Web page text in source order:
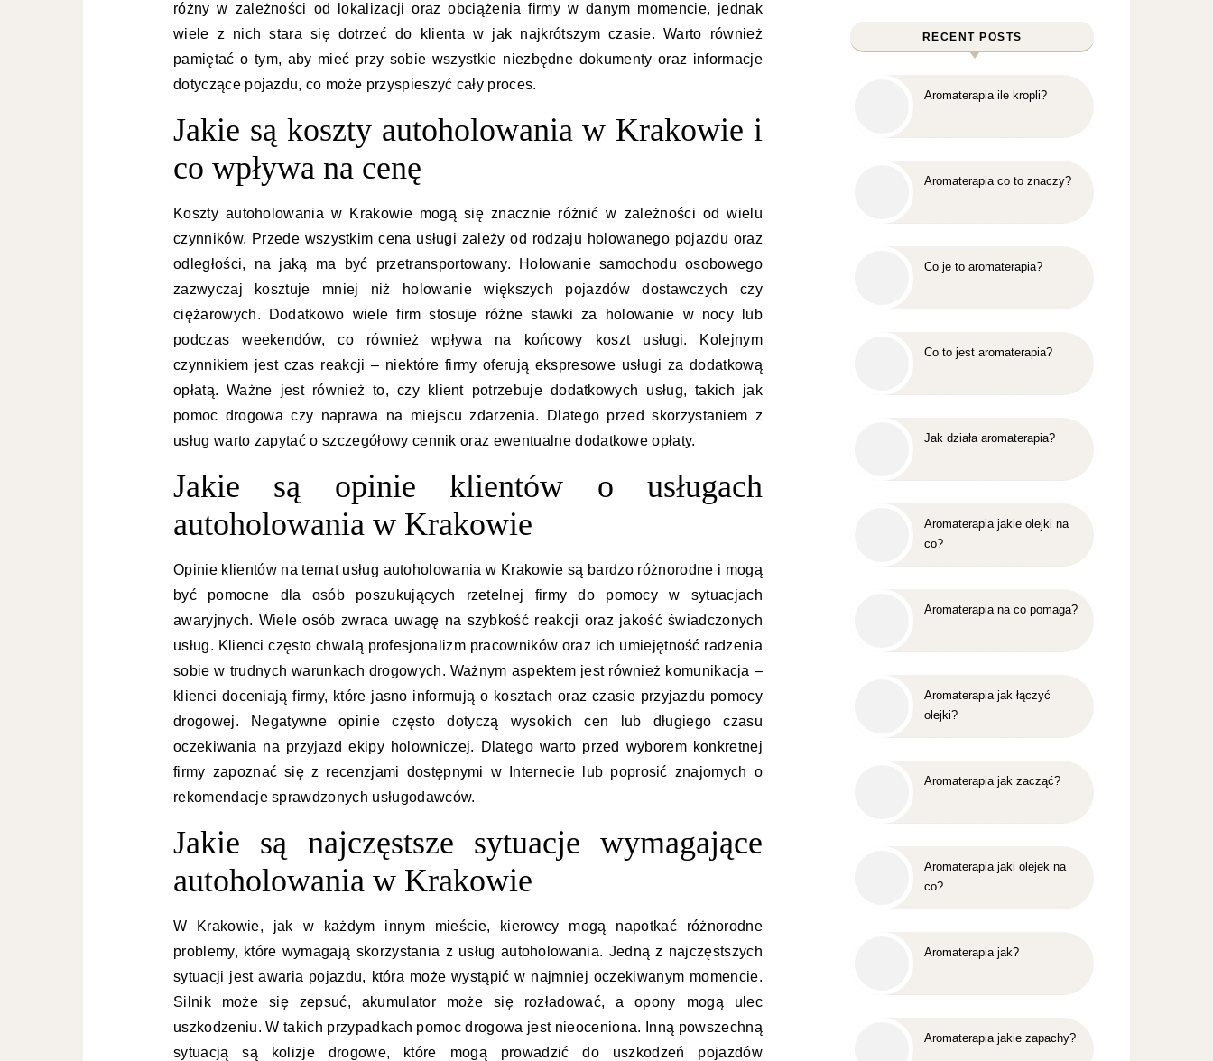
różny w zależności od lokalizacji oraz obciążenia firmy w danym momencie, jednak
wiele z nich stara się dotrzeć do klienta w jak najkrótszym czasie. Warto również
pamiętać o tym, aby mieć przy sobie wszystkie niezbędne dokumenty oraz informacje
dotyczące pojazdu, co może przyspieszyć cały proces.
Jakie są koszty autoholowania w Krakowie i
co wpływa na cenę
Koszty autoholowania w Krakowie mogą się znacznie różnić w zależności od wielu
czynników. Przede wszystkim cena usługi zależy od rodzaju holowanego pojazdu oraz
odległości, na jaką ma być przetransportowany. Holowanie samochodu osobowego
zazwyczaj kosztuje mniej niż holowanie większych pojazdów dostawczych czy
ciężarowych. Dodatkowo wiele firm stosuje różne stawki za holowanie w nocy lub
podczas weekendów, co również wpływa na końcowy koszt usługi. Kolejnym
czynnikiem jest czas reakcji – niektóre firmy oferują ekspresowe usługi za dodatkową
opłatą. Ważne jest również to, czy klient potrzebuje dodatkowych usług, takich jak
pomoc drogowa czy naprawa na miejscu zdarzenia. Dlatego przed skorzystaniem z
usług warto zapytać o szczegółowy cennik oraz ewentualne dodatkowe opłaty.
Jakie są opinie klientów o usługach
autoholowania w Krakowie
Opinie klientów na temat usług autoholowania w Krakowie są bardzo różnorodne i mogą
być pomocne dla osób poszukujących rzetelnej firmy do pomocy w sytuacjach
awaryjnych. Wiele osób zwraca uwagę na szybkość reakcji oraz jakość świadczonych
usług. Klienci często chwalą profesjonalizm pracowników oraz ich umiejętność radzenia
sobie w trudnych warunkach drogowych. Ważnym aspektem jest również komunikacja –
klienci doceniają firmy, które jasno informują o kosztach oraz czasie przyjazdu pomocy
drogowej. Negatywne opinie często dotyczą wysokich cen lub długiego czasu
oczekiwania na przyjazd ekipy holowniczej. Dlatego warto przed wyborem konkretnej
firmy zapoznać się z recenzjami dostępnymi w Internecie lub poprosić znajomych o
rekomendacje sprawdzonych usługodawców.
Jakie są najczęstsze sytuacje wymagające
autoholowania w Krakowie
W Krakowie, jak w każdym innym mieście, kierowcy mogą napotkać różnorodne
problemy, które wymagają skorzystania z usług autoholowania. Jedną z najczęstszych
sytuacji jest awaria pojazdu, która może wystąpić w najmniej oczekiwanym momencie.
Silnik może się zepsuć, akumulator może się rozładować, a opony mogą ulec
uszkodzeniu. W takich przypadkach pomoc drogowa jest nieoceniona. Inną powszechną
sytuacją są kolizje drogowe, które mogą prowadzić do uszkodzeń pojazdów
RECENT POSTS
Aromaterapia ile kropli?
Aromaterapia co to znaczy?
Co je to aromaterapia?
Co to jest aromaterapia?
Jak działa aromaterapia?
Aromaterapia jakie olejki na
co?
Aromaterapia na co pomaga?
Aromaterapia jak łączyć
olejki?
Aromaterapia jak zacząć?
Aromaterapia jaki olejek na
co?
Aromaterapia jak?
Aromaterapia jakie zapachy?